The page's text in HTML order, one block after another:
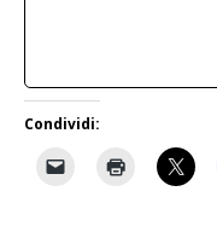
Condividi: